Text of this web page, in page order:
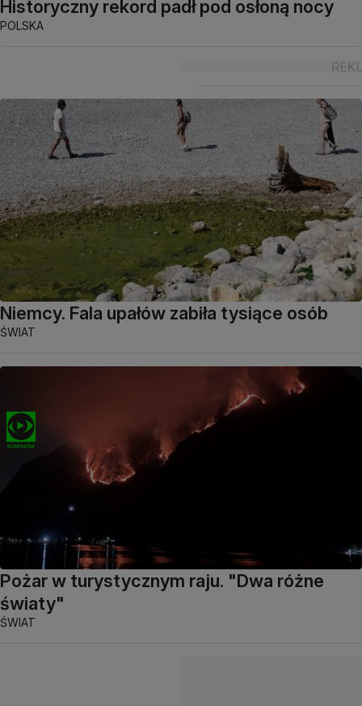
Historyczny rekord padł pod osłoną nocy
POLSKA
Niemcy. Fala upałów zabiła tysiące osób
ŚWIAT
Pożar w turystycznym raju. "Dwa różne
światy"
ŚWIAT